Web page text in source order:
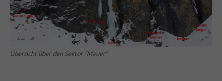
Übersicht über den Sektor “Mauer”